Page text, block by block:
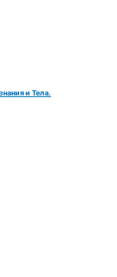
и Тела.